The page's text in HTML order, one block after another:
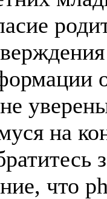
на
что